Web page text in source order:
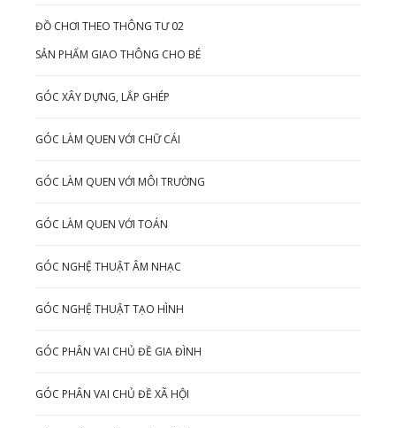
ĐỒ CHƠI THEO THÔNG TƯ 02
SẢN PHẨM GIAO THÔNG CHO BÉ
GÓC XÂY DỰNG, LẮP GHÉP
GÓC LÀM QUEN VỚI CHỮ CÁI
GÓC LÀM QUEN VỚI MÔI TRƯỜNG
GÓC LÀM QUEN VỚI TOÁN
GÓC NGHỆ THUẬT ÂM NHẠC
GÓC NGHỆ THUẬT TẠO HÌNH
GÓC PHÂN VAI CHỦ ĐỀ GIA ĐÌNH
GÓC PHÂN VAI CHỦ ĐỀ XÃ HỘI